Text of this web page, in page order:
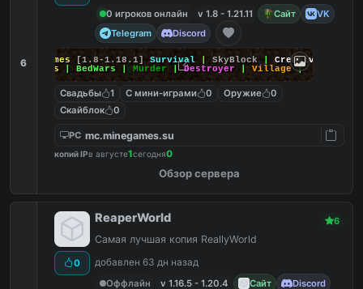
6
0 игроков онлайн
v 1.8 - 1.21.11 Сайт
VK
Telegram
Discord
MineGames [1.8-1.18.1] Survival SkyBlock Creative
SkyWars
| BedWars | Murder |Destroyer | Village|
Свадьбы 1 С мини-играми 0 Оружие
0
Скайблок
0
PC mc.minegames.su
копий IPв августе1сегодня0
Обзор сервера
0
ReaperWorld 6
Самая лучшая копия ReallyWorld
добавлен 63 дн назад
Оффлайн
v 1.16.5 - 1.20.4 Сайт Discord